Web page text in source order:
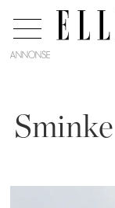
ANNONSE